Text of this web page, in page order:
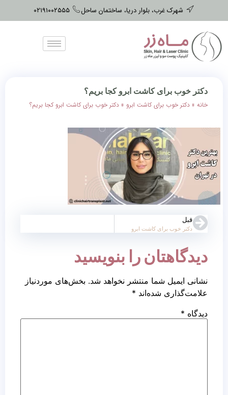
شهرک غرب، بلوار دریا، ساختمان ساحل ۰۲۱۹۱۰۰۲۵۵۵
دکتر خوب برای کاشت ابرو کجا بریم؟
خانه » دکتر خوب برای کاشت ابرو » دکتر خوب برای کاشت ابرو کجا بریم؟
قبل
دکتر خوب برای کاشت ابرو
دیدگاهتان را بنویسید
نشانی ایمیل شما منتشر نخواهد شد. بخش‌های موردنیاز
علامت‌گذاری شده‌اند *
دیدگاه *